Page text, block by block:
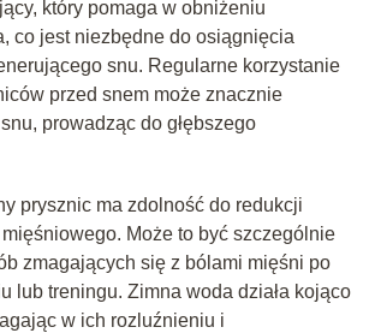
który pomaga w obniżeniu
co jest niezbędne do osiągnięcia
snu. Regularne korzystanie
przed snem może znacznie
prowadząc do głębszego
prysznic ma zdolność do redukcji
Może to być szczególnie
zmagających się z bólami mięśni po
lub treningu. Zimna woda działa kojąco
w ich rozluźnieniu i